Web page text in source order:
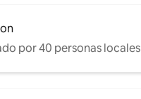
y posición, a 7
de la ciudad, a 15 del
de tenis, del Real Jardín
por 40 personas locales